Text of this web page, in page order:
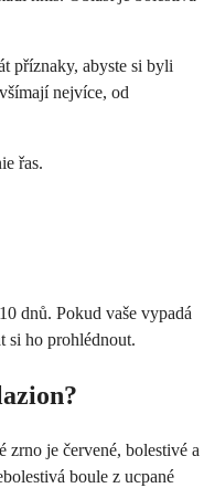
příznaky, abyste si byli
nejvíce, od
řas.
dnů. Pokud vaše vypadá
si ho prohlédnout.
zrno je červené, bolestivé a
boule z ucpané